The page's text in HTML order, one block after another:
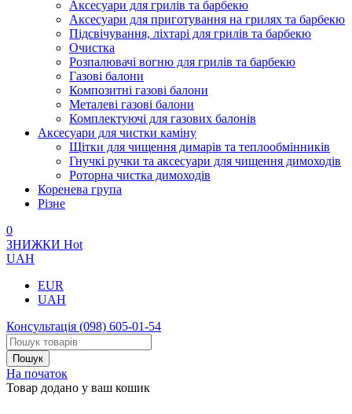
Аксесуари для грилів та барбекю
Аксесуари для приготування на грилях та барбекю
Підсвічування, ліхтарі для грилів та барбекю
Очистка
Розпалювачі вогню для грилів та барбекю
Газові балони
Композитні газові балони
Металеві газові балони
Комплектуючі для газових балонів
Аксесуари для чистки каміну
Щітки для чищення димарів та теплообмінників
Гнучкі ручки та аксесуари для чищення димоходів
Роторна чистка димоходів
Коренева група
Різне
0
ЗНИЖКИ Hot
UAH
EUR
UAH
Консультація (098) 605-01-54
На початок
Товар додано у ваш кошик